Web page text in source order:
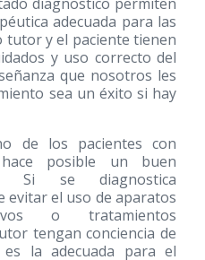
diagnostico permiten
adecuada para las
tutor y el paciente tienen
y uso correcto del
que nosotros les
sea un éxito si hay
de los pacientes con
posible un buen
Si se diagnostica
evitar el uso de aparatos
o tratamientos
tengan conciencia de
la adecuada para el